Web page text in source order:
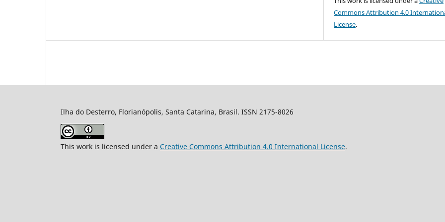
Commons Attribution 4.0
License.
Ilha do Desterro, Florianópolis, Santa Catarina, Brasil. ISSN 2175-8026
This work is licensed under a Creative Commons Attribution 4.0 International License.